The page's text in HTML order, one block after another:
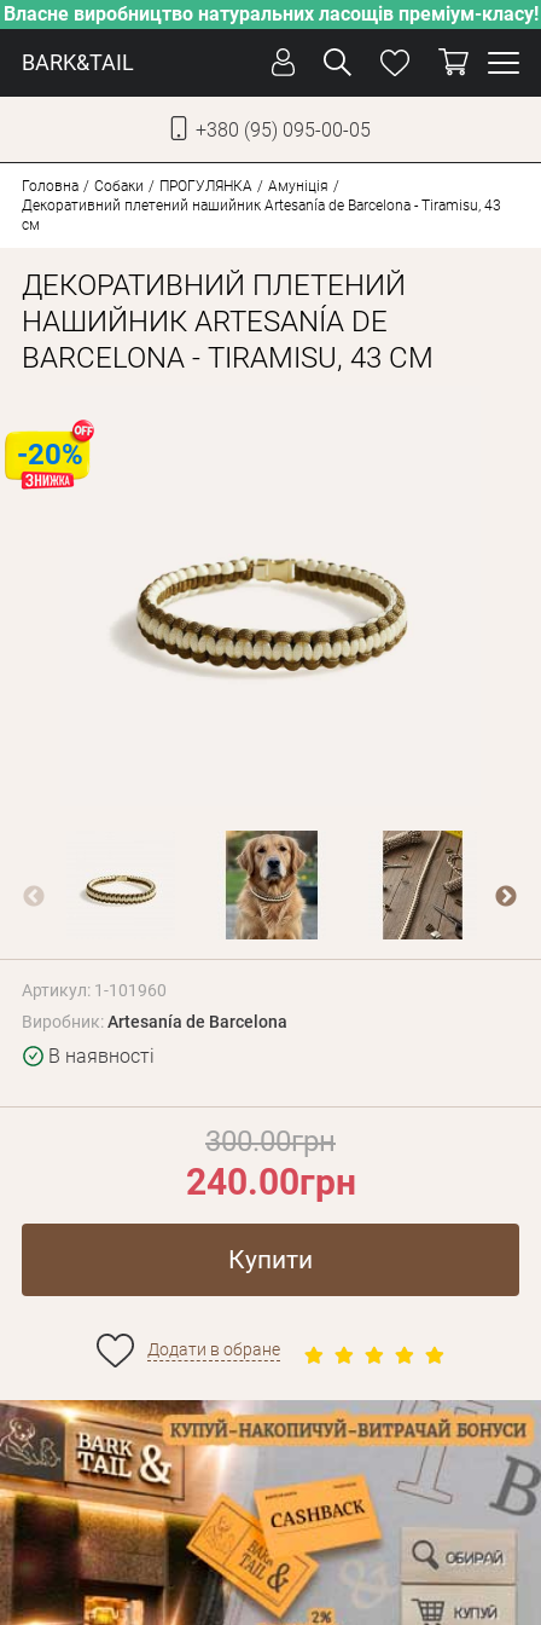
Власне виробництво натуральних ласощів преміум-класу!
BARK&TAIL
+380 (95) 095-00-05
ПІКЛУВАННЯ
ВІД СПЕКИ
ВЛАСНЕ ВИРОБНИЦТВО
Оплата і доставка
Програма лояльності
Про Нас
Оптовим клієнтам
Головна Собаки ПРОГУЛЯНКА
Амуніція
Декоративний плетений нашийник Artesanía de Barcelona - Tiramisu, 43
см
ДЕКОРАТИВНИЙ ПЛЕТЕНИЙ
НАШИЙНИК ARTESANÍA DE
BARCELONA - TIRAMISU, 43 СМ
-20%
Артикул: 1-101960
Виробник:Artesanía de Barcelona
В наявності
300.00грн
240.00грн
Купити
Додати в обране